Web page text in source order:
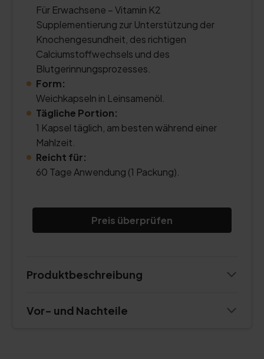
Für Erwachsene – Vitamin K2
Supplementierung zur Unterstützung der
Knochengesundheit, des richtigen
Calciumstoffwechsels und des
Blutgerinnungsprozesses.
Form:
Weichkapseln in Leinsamenöl.
Tägliche Portion:
1 Kapsel täglich, am besten während einer
Mahlzeit.
Reicht für:
60 Tage Anwendung (1 Packung).
Preis überprüfen
Produktbeschreibung
Vor- und Nachteile